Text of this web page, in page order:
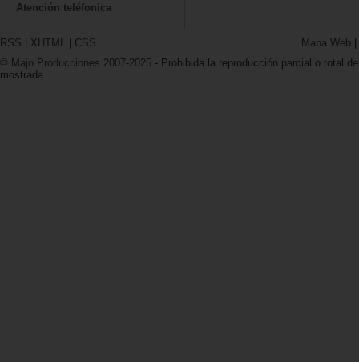
Atención teléfonica
RSS | XHTML | CSS Mapa Web |
© Majo Producciones 2007-2025 - Prohibida la reproducción parcial o total
mostrada